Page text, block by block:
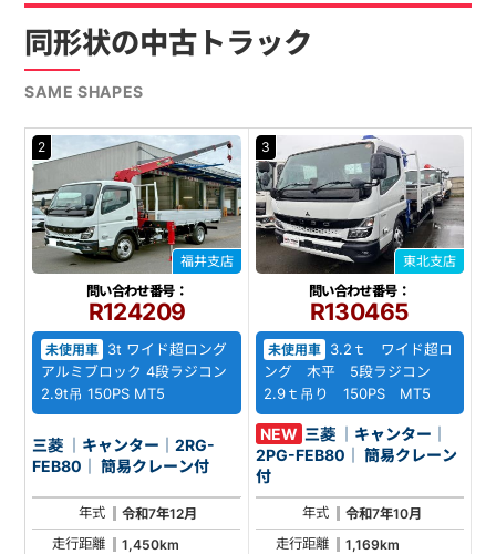
同形状の中古トラック
SAME SHAPES
2
福井支店
問い合わせ番号：
R124209
未使用車
3t ワイド超ロング
アルミブロック 4段ラジコン
2.9t吊 150PS MT5
三菱 ｜キャンター｜2RG-
FEB80｜ 簡易クレーン付
年式
令和7年12月
走行距離
1,450km
3
東北支店
問い合わせ番号：
R130465
未使用車 3.2ｔ ワイド超ロ
ング 木平 5段ラジコン
2.9ｔ吊り 150PS MT5
NEW 三菱 ｜キャンター｜
2PG-FEB80｜ 簡易クレーン
付
年式
令和7年10月
走行距離
1,169km